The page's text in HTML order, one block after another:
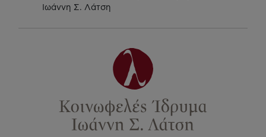
Ιωάννη Σ. Λάτση